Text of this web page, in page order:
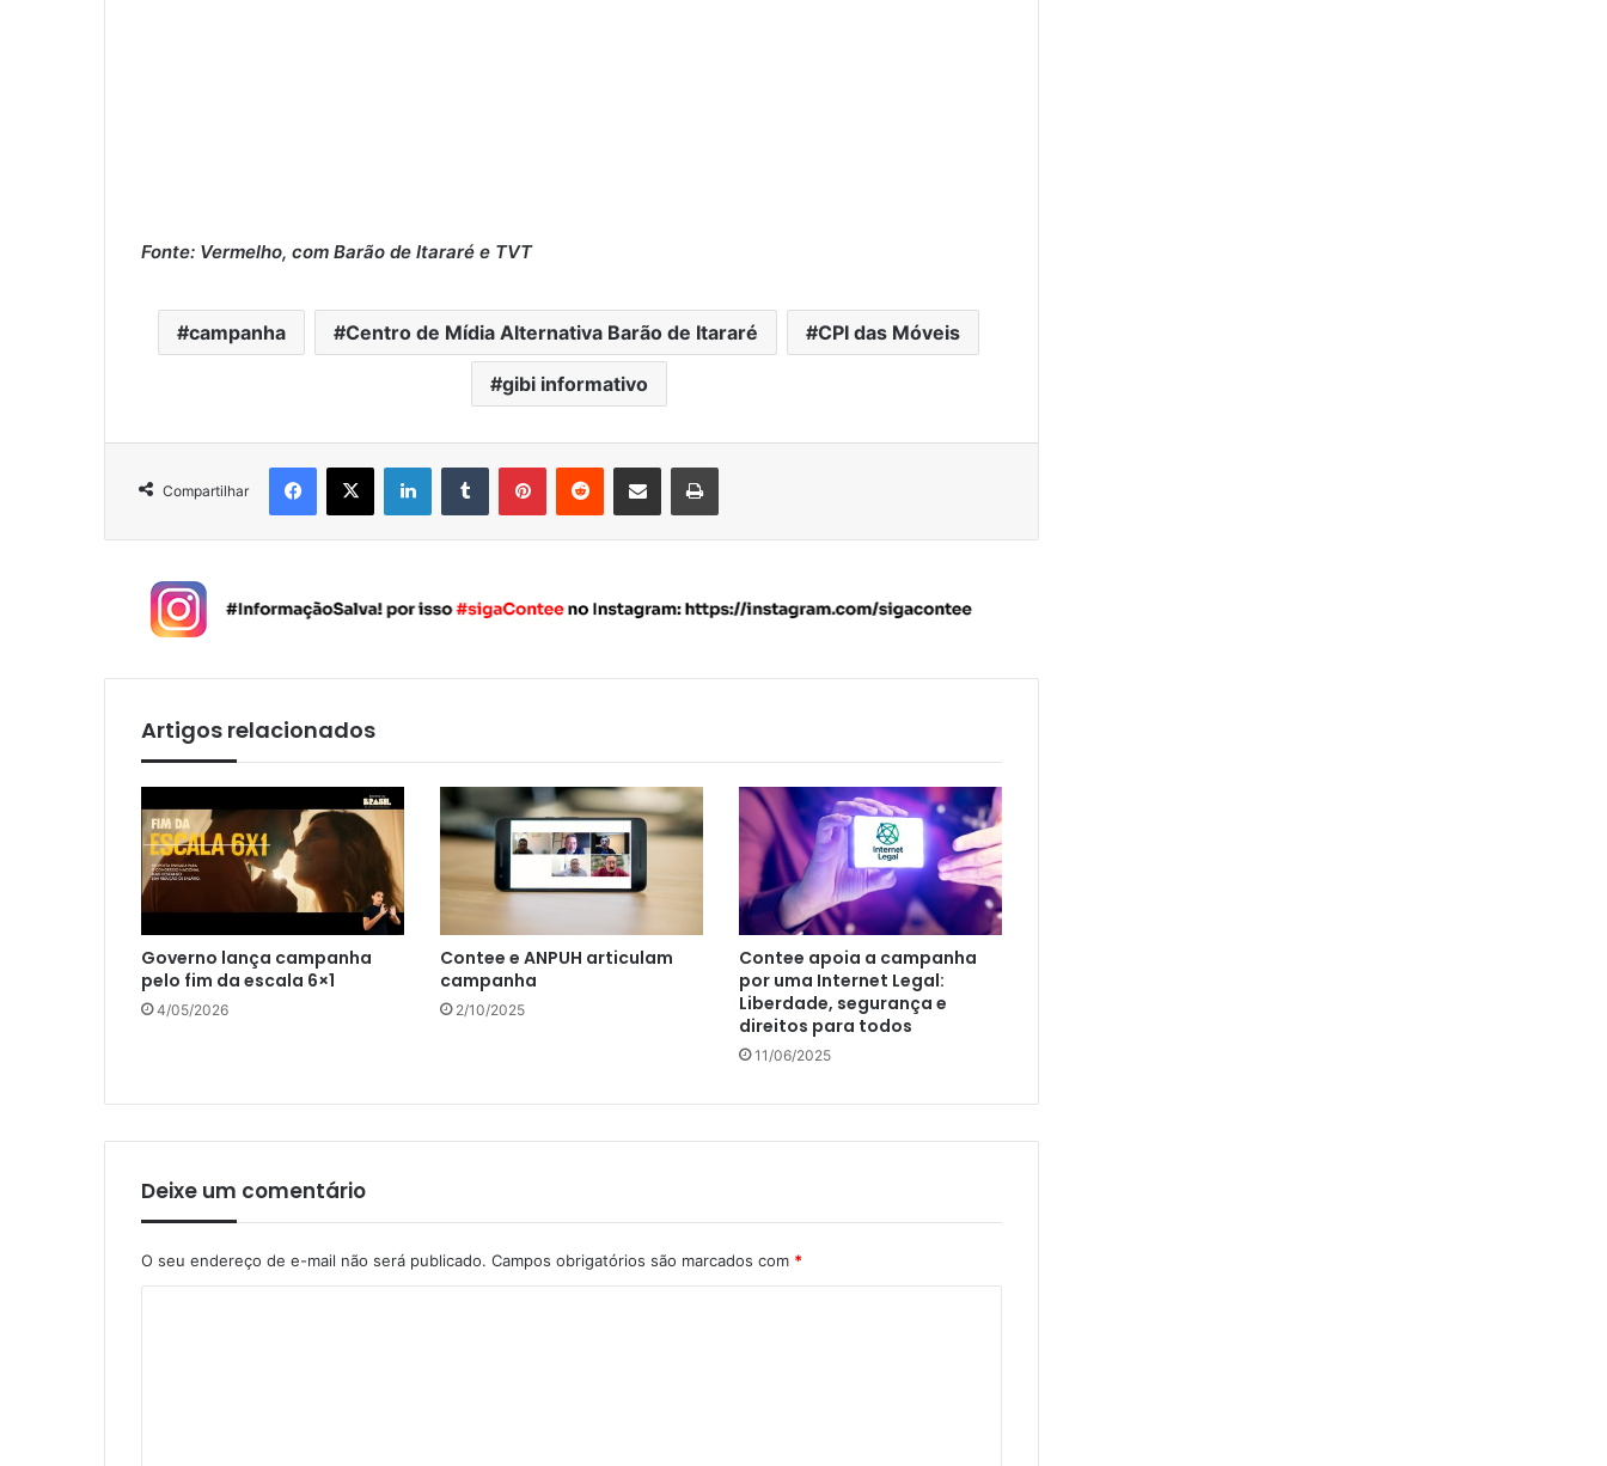
Fonte: Vermelho, com Barão de Itararé e TVT
campanha Centro de Mídia Alternativa Barão de Itararé CPI das Móveis
gibi informativo
Compartilhar
Artigos relacionados
Governo lança campanha
pelo fim da escala 6×1
4/05/2026
Contee e ANPUH articulam
campanha
2/10/2025
Contee apoia a campanha
por uma Internet Legal:
Liberdade, segurança e
direitos para todos
11/06/2025
Deixe um comentário
O seu endereço de e-mail não será publicado. Campos obrigatórios são marcados com *